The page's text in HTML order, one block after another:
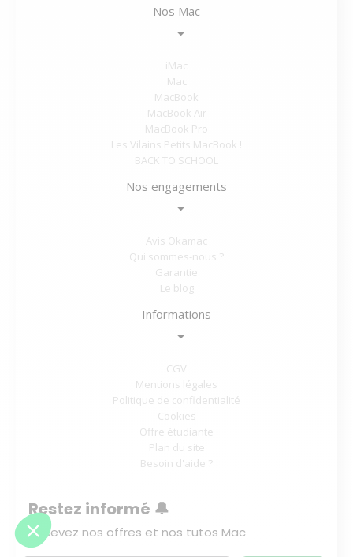
Nos Mac
iMac
Mac
MacBook
MacBook Air
MacBook Pro
Les Vilains Petits MacBook !
BACK TO SCHOOL
Nos engagements
Avis Okamac
Qui sommes-nous ?
Garantie
Le blog
Informations
CGV
Mentions légales
Politique de confidentialité
Cookies
Offre étudiante
Plan du site
Besoin d'aide ?
Restez informé 🔔
Recevez nos offres et nos tutos Mac